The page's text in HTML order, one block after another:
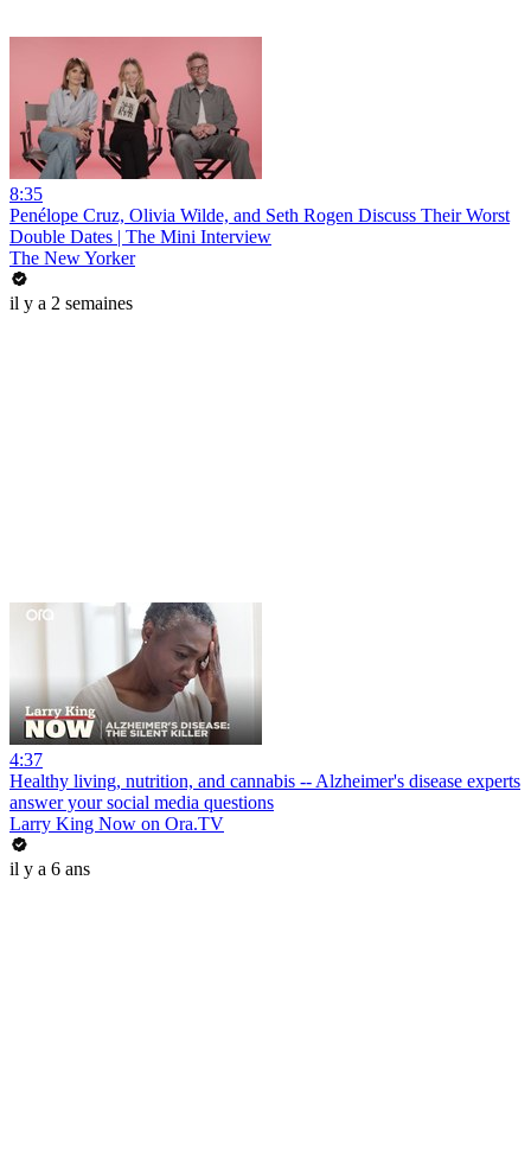
8:35
Penélope Cruz, Olivia Wilde, and Seth Rogen Discuss Their Worst
Double Dates | The Mini Interview
The New Yorker
il y a 2 semaines
4:37
Healthy living, nutrition, and cannabis -- Alzheimer's disease experts
answer your social media questions
Larry King Now on Ora.TV
il y a 6 ans